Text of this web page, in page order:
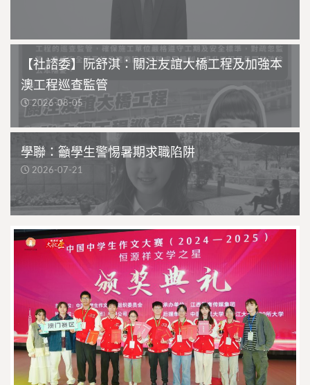
【社諮委】阮舒淇：關注友誼大橋工程及加強本
澳工程巡查監管
2026-08-05
學聯：籲學生警惕暑期求職陷阱
2026-07-21